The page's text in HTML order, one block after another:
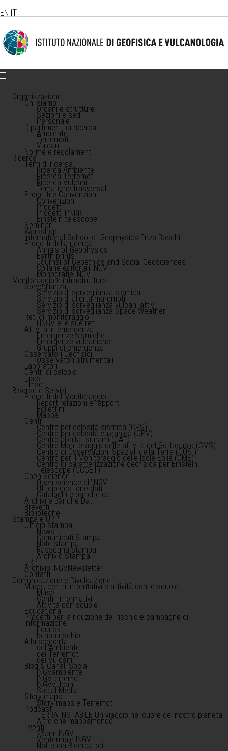
EN IT
Organizzazione
Chi siamo
Organi e strutture
Sezioni e sedi
Personale
Dipartimenti di ricerca
Ambiente
Terremoti
Vulcani
Norme e regolamenti
Ricerca
Temi di ricerca
Ricerca Ambiente
Ricerca Terremoti
Ricerca Vulcani
Tematiche trasversali
Progetti e Convenzioni
Convenzioni
Progetti
Progetti PNRR
Einstein telescope
Seminari
Workshop
International School of Geophysics Enzo Boschi
Prodotti della ricerca
Annals of Geophysics
Earth-prints
Journal of Geoethics and Social Geosciences
Collane editoriali INGV
Monografie INGV
Monitoraggio e infrastrutture
Sorveglianza
Servizio di sorveglianza sismica
Servizio di allerta maremoti
Servizio di sorveglianza vulcani attivi
Servizio di sorveglianza Space Weather
Reti di monitoraggio
l'INGV e le sue reti
Attività in emergenza
Emergenze sismiche
Emergenze vulcaniche
Gruppi di emergenza
Osservatori Geofisici
Osservatori strumentali
Laboratori
Centri di calcolo
Epos
Emso
Risorse e Servizi
Prodotti del Monitoraggio
Report relazioni e rapporti
Bollettini
Mappe
Centri
Centro pericolosità sismica (CPS)
Centro pericolosità vulcanica (CPV)
Centro allerta tsunami (CAT)
Centro Monitoraggio delle attività del Sottosuolo (CMS)
Centro di Osservazioni Spaziali della Terra (COS )
Centro per il Monitoraggio delle Isole Eolie (CME)
Centro di caratterizzazione geofisica per Einstein
Telescope (CCGET)
Open Science
Open science all'INGV
Ufficio gestione dati
Cataloghi e banche dati
Archivi e Banche Dati
Brevetti
Biblioteche
Stampa e URP
Ufficio stampa
News
Comunicati Stampa
Note stampa
Rassegna stampa
Archivio Stampa
URP
Archivio INGVNewsletter
Contatti
Comunicazione e Divulgazione
Musei, centri informativi e attività con le scuole
Musei
Centri informativi
Attività con scuole
Educational
Progetti per la riduzione del rischio e campagne di
informazione
Edurisk
Io non rischio
Alla scoperta
dell'Ambiente
dei Terremoti
dei Vulcani
Blog & Canali Social
INGVambiente
INGVterremoti
INGVvulcani
Social Media
Story maps
Story maps e Terremoti
Podcast
TERRA INSTABILE Un viaggio nel cuore del nostro pianeta
Altro che mappamondo
Eventi
25anniINGV
Ventennale INGV
Notte dei Ricercatori